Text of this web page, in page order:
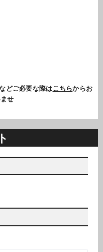
どご必要な際はこちらからお
せ